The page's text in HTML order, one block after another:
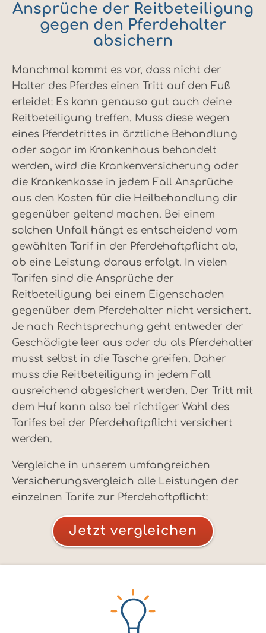
Ansprüche der Reitbeteiligung
gegen den Pferdehalter
absichern
Manchmal kommt es vor, dass nicht der
Halter des Pferdes einen Tritt auf den Fuß
erleidet: Es kann genauso gut auch deine
Reitbeteiligung treffen. Muss diese wegen
eines Pferdetrittes in ärztliche Behandlung
oder sogar im Krankenhaus behandelt
werden, wird die Krankenversicherung oder
die Krankenkasse in jedem Fall Ansprüche
aus den Kosten für die Heilbehandlung dir
gegenüber geltend machen. Bei einem
solchen Unfall hängt es entscheidend vom
gewählten Tarif in der Pferdehaftpflicht ab,
ob eine Leistung daraus erfolgt. In vielen
Tarifen sind die Ansprüche der
Reitbeteiligung bei einem Eigenschaden
gegenüber dem Pferdehalter nicht versichert.
Je nach Rechtsprechung geht entweder der
Geschädigte leer aus oder du als Pferdehalter
musst selbst in die Tasche greifen. Daher
muss die Reitbeteiligung in jedem Fall
ausreichend abgesichert werden. Der Tritt mit
dem Huf kann also bei richtiger Wahl des
Tarifes bei der Pferdehaftpflicht versichert
werden.
Vergleiche in unserem umfangreichen
Versicherungsvergleich alle Leistungen der
einzelnen Tarife zur Pferdehaftpflicht:
Jetzt vergleichen